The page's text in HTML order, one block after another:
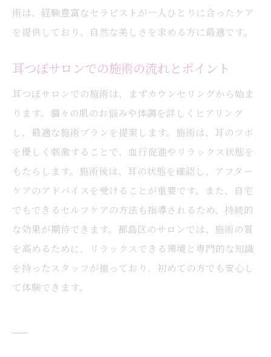
術は、経験豊富なセラピストが一人ひとりに合ったケア
を提供しており、自然な美しさを求める方に最適です。
耳つぼサロンでの施術の流れとポイント
耳つぼサロンでの施術は、まずカウンセリングから始ま
ります。個々の肌のお悩みや体調を詳しくヒアリング
し、最適な施術プランを提案します。施術は、耳のツボ
を優しく刺激することで、血行促進やリラックス状態を
もたらします。施術後は、耳の状態を確認し、アフター
ケアのアドバイスを受けることが重要です。また、自宅
でもできるセルフケアの方法も指導されるため、持続的
な効果が期待できます。都島区のサロンでは、施術の質
を高めるために、リラックスできる環境と専門的な知識
を持ったスタッフが揃っており、初めての方でも安心し
て体験できます。